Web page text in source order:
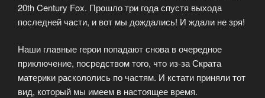
20th Century Fox. Прошло три года спустя выхода
последней части, и вот мы дождались! И ждали не зря!
Наши главные герои попадают снова в очередное
приключение, посредством того, что из-за Скрата
материки раскололись по частям. И кстати приняли тот
вид, который мы имеем в настоящее время.